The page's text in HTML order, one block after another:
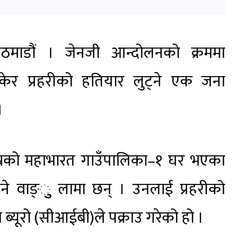
। जेनजी आन्दोलनको क्रममा
प्रहरीको हतियार लुट्ने एक जना
महाभारत गाउँपालिका–१ घर भएका
वाङ्ुु लामा छन् । उनलाई प्रहरीको
(सीआईबी)ले पक्राउ गरेको हो ।